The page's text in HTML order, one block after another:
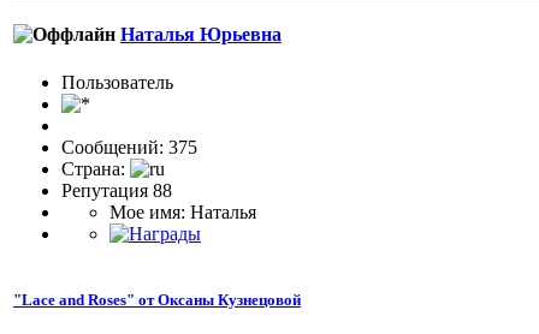
Наталья Юрьевна
Пользовaтeль
Сообщений: 375
Страна:
Репутация 88
Мое имя: Наталья
"Lace and Roses" от Оксаны Кузнецовой